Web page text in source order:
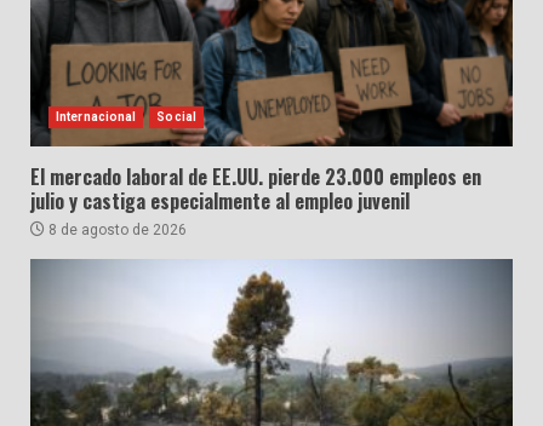
Internacional Social
El mercado laboral de EE.UU. pierde 23.000 empleos en
julio y castiga especialmente al empleo juvenil
8 de agosto de 2026